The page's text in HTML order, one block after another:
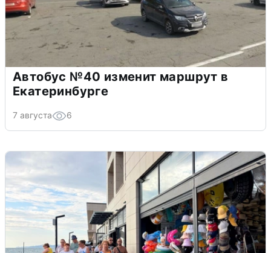
Автобус №40 изменит маршрут в
Екатеринбурге
7 августа 6